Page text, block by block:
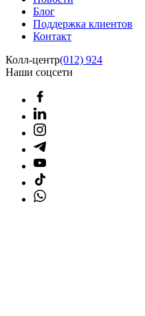
Блог
Поддержка клиентов
Контакт
Колл-центр(012) 924
Наши соцсети